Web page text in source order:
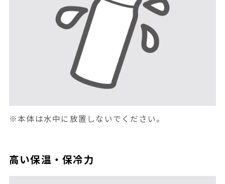
※本体は水中に放置しないでください。
高い保温・保冷力